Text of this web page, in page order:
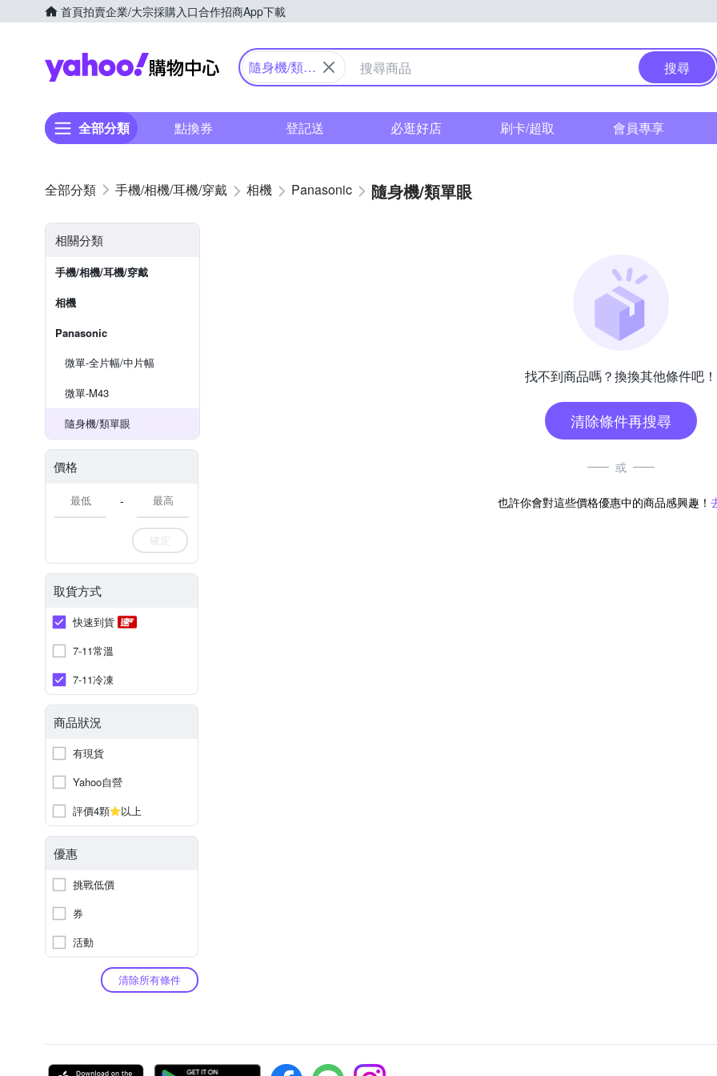
首頁拍賣企業/大宗採購入口合作招商App下載
Yahoo購物中心
隨身機/類單
搜尋
全部分類 點換券 登記送 必逛好店 刷卡/超取 會員專享
手機/相機/耳機/穿戴 相機 Panasonic 隨身機/類單眼
相關分類
手機/相機/耳機/穿戴
相機
Panasonic
微單-全片幅/中片幅
微單-M43
隨身機/類單眼
價格
-
確定
取貨方式
快速到貨
7-11常溫
7-11冷凍
商品狀況
有現貨
Yahoo自營
評價4顆
以上
優惠
挑戰低價
券
活動
清除所有條件
找不到商品嗎？換換其他條件吧！
清除條件再搜尋
或
也許你會對這些價格優惠中的商品感興趣！